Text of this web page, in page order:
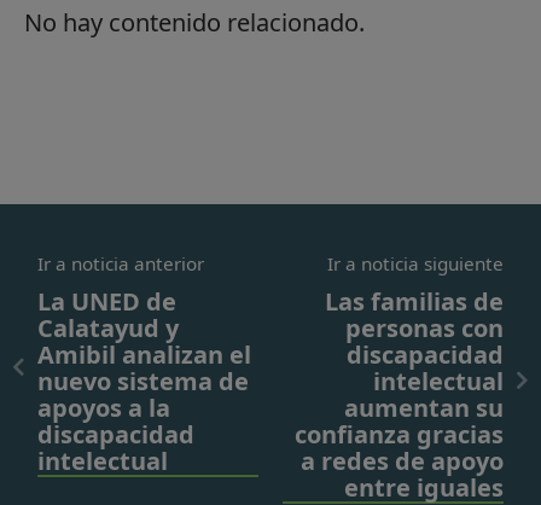
No hay contenido relacionado.
Ir a noticia anterior
La UNED de
Calatayud y
Amibil analizan el
nuevo sistema de
apoyos a la
discapacidad
intelectual
Ir a noticia siguiente
Las familias de
personas con
discapacidad
intelectual
aumentan su
confianza gracias
a redes de apoyo
entre iguales